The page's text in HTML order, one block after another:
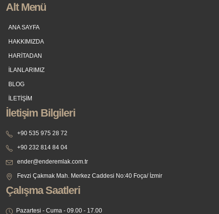
Alt Menü
ANA SAYFA
HAKKIMIZDA
HARİTADAN
İLANLARIMIZ
BLOG
İLETİŞİM
İletişim Bilgileri
+90 535 975 28 72
+90 232 814 84 04
ender@enderemlak.com.tr
Fevzi Çakmak Mah. Merkez Caddesi No:40 Foça/ İzmir
Çalışma Saatleri
Pazartesi - Cuma - 09.00 - 17.00